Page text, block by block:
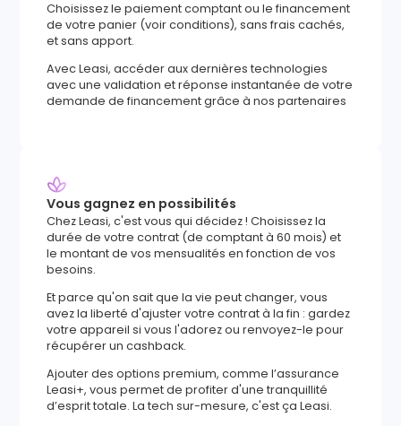
Choisissez le paiement comptant ou le financement
de votre panier (voir conditions), sans frais cachés,
et sans apport.
Avec Leasi, accéder aux dernières technologies
avec une validation et réponse instantanée de votre
demande de financement grâce à nos partenaires
Vous gagnez en possibilités
Chez Leasi, c'est vous qui décidez ! Choisissez la
durée de votre contrat (de comptant à 60 mois) et
le montant de vos mensualités en fonction de vos
besoins.
Et parce qu'on sait que la vie peut changer, vous
avez la liberté d'ajuster votre contrat à la fin : gardez
votre appareil si vous l'adorez ou renvoyez-le pour
récupérer un cashback.
Ajouter des options premium, comme l’assurance
Leasi+, vous permet de profiter d'une tranquillité
d’esprit totale. La tech sur-mesure, c'est ça Leasi.